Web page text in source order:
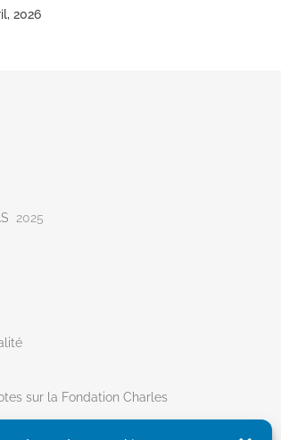
2026
2025
sur la Fondation Charles